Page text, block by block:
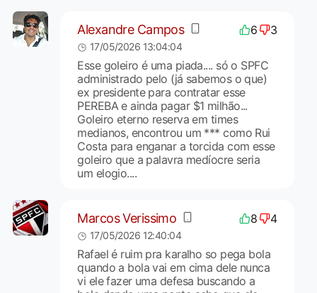
Alexandre Campos 6 3
17/05/2026 13:04:04
Esse goleiro é uma piada.... só o SPFC
administrado pelo (já sabemos o que)
ex presidente para contratar esse
PEREBA e ainda pagar $1 milhão...
Goleiro eterno reserva em times
medianos, encontrou um *** como Rui
Costa para enganar a torcida com esse
goleiro que a palavra medíocre seria
um elogio....
Marcos Verissimo 8 4
17/05/2026 12:40:04
Rafael é ruim pra karalho so pega bola
quando a bola vai em cima dele nunca
vi ele fazer uma defesa buscando a